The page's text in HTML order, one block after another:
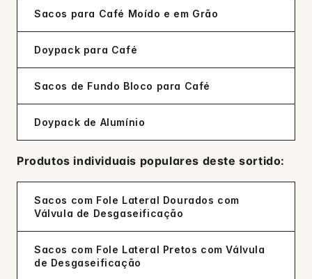
Sacos para Café Moído e em Grão
Doypack para Café
Sacos de Fundo Bloco para Café
Doypack de Alumínio
Produtos individuais populares deste sortido:
Sacos com Fole Lateral Dourados com
Válvula de Desgaseificação
Sacos com Fole Lateral Pretos com Válvula
de Desgaseificação